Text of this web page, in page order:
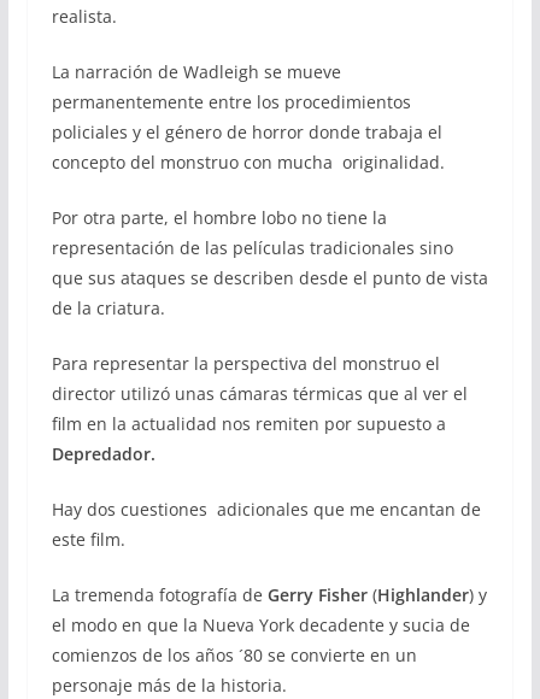
realista.
La narración de Wadleigh se mueve
permanentemente entre los procedimientos
policiales y el género de horror donde trabaja el
concepto del monstruo con mucha originalidad.
Por otra parte, el hombre lobo no tiene la
representación de las películas tradicionales sino
que sus ataques se describen desde el punto de vista
de la criatura.
Para representar la perspectiva del monstruo el
director utilizó unas cámaras térmicas que al ver el
film en la actualidad nos remiten por supuesto a
Depredador.
Hay dos cuestiones adicionales que me encantan de
este film.
La tremenda fotografía de Gerry Fisher(Highlander) y
el modo en que la Nueva York decadente y sucia de
comienzos de los años ´80 se convierte en un
personaje más de la historia.